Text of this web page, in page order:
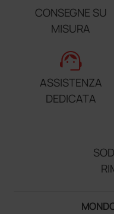
CONSEGNE SU
MISURA
support_agent
ASSISTENZA
DEDICATA